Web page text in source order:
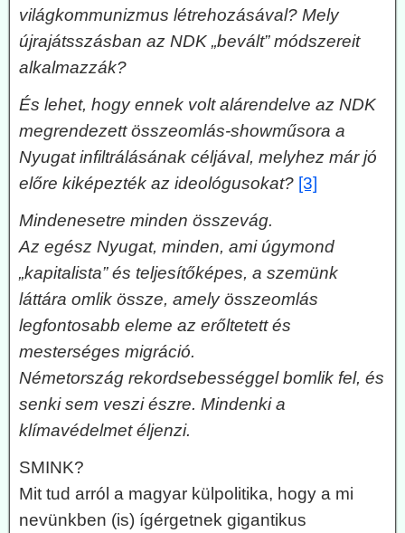
világkommunizmus létrehozásával? Mely
újrajátsszásban az NDK „bevált” módszereit
alkalmazzák?
És lehet, hogy ennek volt alárendelve az NDK
megrendezett összeomlás-showműsora a
Nyugat infiltrálásának céljával, melyhez már jó
előre kiképezték az ideológusokat? [3]
Mindenesetre minden összevág.
Az egész Nyugat, minden, ami úgymond
„kapitalista” és teljesítőképes, a szemünk
láttára omlik össze, amely összeomlás
legfontosabb eleme az erőltetett és
mesterséges migráció.
Németország rekordsebességgel bomlik fel, és
senki sem veszi észre. Mindenki a
klímavédelmet éljenzi.
SMINK?
Mit tud arról a magyar külpolitika, hogy a mi
nevünkben (is) ígérgetnek gigantikus